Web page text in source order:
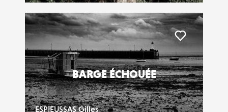
BARGE ÉCHOUÉE
ESPIEUSSAS Gilles